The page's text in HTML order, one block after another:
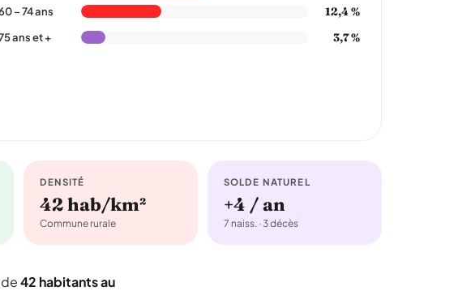
– 74 ans 12,4 %
ans et + 3,7 %
DENSITÉ
42 hab/km²
Commune rurale
SOLDE NATUREL
+4 / an
7 naiss. · 3 décès
42 habitants au